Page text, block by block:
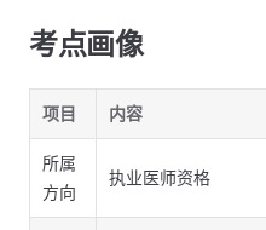
考点画像
项目 内容
所属
方向
执业医师资格